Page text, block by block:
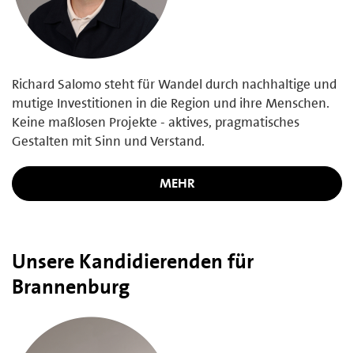
Richard Salomo steht für Wandel durch nachhaltige und
mutige Investitionen in die Region und ihre Menschen.
Keine maßlosen Projekte - aktives, pragmatisches
Gestalten mit Sinn und Verstand.
MEHR
Unsere Kandidierenden für
Brannenburg